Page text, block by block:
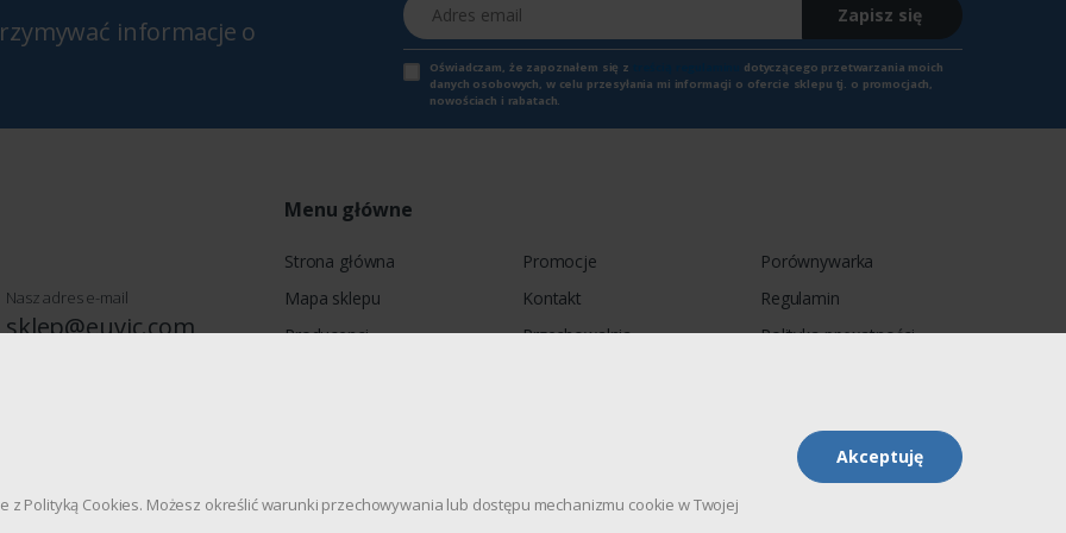
z Polityką Cookies. Możesz określić warunki przechowywania lub dostępu mechanizmu cookie w Twojej
Akceptuję
informacje o
Zapisz się
Oświadczam, że zapoznałem się z
dotyczącego przetwarzania moich
danych osobowych, w celu przesyłania mi informacji o ofercie sklepu tj. o promocjach,
nowościach i rabatach.
Nasz adres e-mail
sklep@euvic.com
Menu główne
Strona główna
Mapa sklepu
Producenci
Promocje
Kontakt
Przechowalnia
Porównywarka
Regulamin
Polityka prywatności